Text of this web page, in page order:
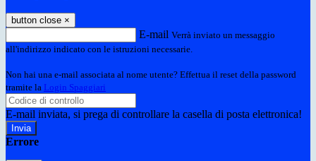
button close ×
E-mail Verrà inviato un messaggio
all'indirizzo indicato con le istruzioni necessarie.
Non hai una e-mail associata al nome utente? Effettua il reset della password
tramite la Login Spaggiari
E-mail inviata, si prega di controllare la casella di posta elettronica!
Errore